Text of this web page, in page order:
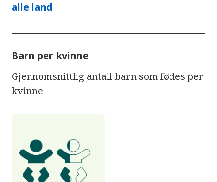
alle land
Barn per kvinne
Gjennomsnittlig antall barn som fødes per
kvinne